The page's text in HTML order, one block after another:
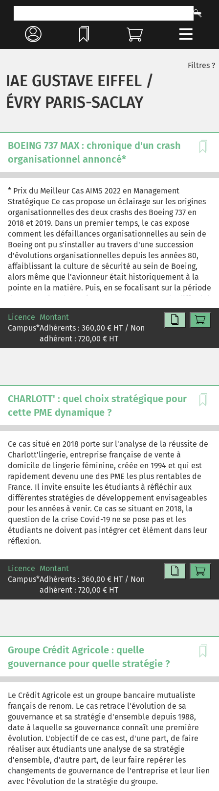
IAE GUSTAVE EIFFEL /
ÉVRY PARIS-SACLAY
Filtres ?
BOEING 737 MAX : chronique d'un crash
organisationnel annoncé*
* Prix du Meilleur Cas AIMS 2022 en Management
Stratégique Ce cas propose un éclairage sur les origines
organisationnelles des deux crashs des Boeing 737 en
2018 et 2019. Dans un premier temps, le cas expose
comment les défaillances organisationnelles au sein de
Boeing ont pu s'installer au travers d'une succession
d'évolutions organisationnelles depuis les années 80,
affaiblissant la culture de sécurité au sein de Boeing,
alors même que l'avionneur était historiquement à la
pointe en la matière. Puis, en se focalisant sur la période
de conception du Boeing 737 Max, c'est toute la difficulté
du management du couple innovation/sécurité qui est
mise en lumière. Le cas dispose de toutes les
informations nécessaires pour être traité par un public
de non-spécialistes en aéronautique.
Licence
Campus*
Montant
Adhérents : 360,00 € HT / Non
adhérent : 720,00 € HT
CHARLOTT' : quel choix stratégique pour
cette PME dynamique ?
Ce cas situé en 2018 porte sur l'analyse de la réussite de
Charlott'lingerie, entreprise française de vente à
domicile de lingerie féminine, créée en 1994 et qui est
rapidement devenu une des PME les plus rentables de
France. Il invite ensuite les étudiants à réfléchir aux
différentes stratégies de développement envisageables
pour les années à venir. Ce cas se situant en 2018, la
question de la crise Covid-19 ne se pose pas et les
étudiants ne doivent pas intégrer cet élément dans leur
réflexion.
Licence
Campus*
Montant
Adhérents : 360,00 € HT / Non
adhérent : 720,00 € HT
Groupe Crédit Agricole : quelle
gouvernance pour quelle stratégie ?
Le Crédit Agricole est un groupe bancaire mutualiste
français de renom. Le cas retrace l'évolution de sa
gouvernance et sa stratégie d'ensemble depuis 1988,
date à laquelle sa gouvernance connaît une première
évolution. L'objectif de ce cas est, d'une part, de faire
réaliser aux étudiants une analyse de sa stratégie
d'ensemble, d'autre part, de leur faire repérer les
changements de gouvernance de l'entreprise et leur lien
avec l'évolution de la stratégie du groupe.